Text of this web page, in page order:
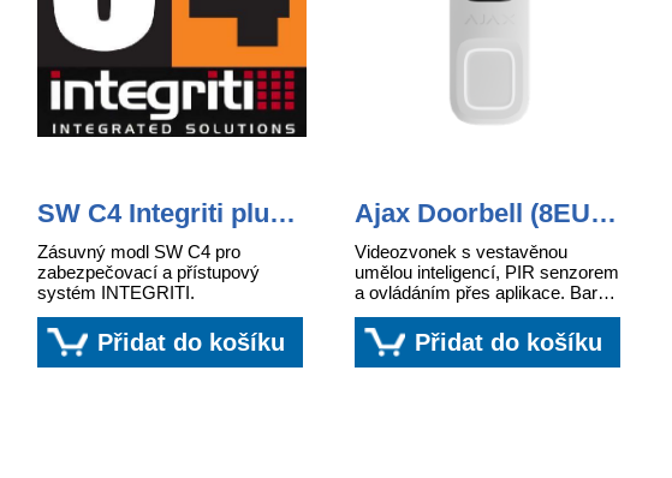
SW C4 Integriti plug-
in module
Zásuvný modl SW C4 pro
zabezpečovací a přístupový
systém INTEGRITI.
Přidat do košíku
Ajax Doorbell (8EU)
ASP white
Videozvonek s vestavěnou
umělou inteligencí, PIR senzorem
a ovládáním přes aplikace. Barva
bílá.
Přidat do košíku